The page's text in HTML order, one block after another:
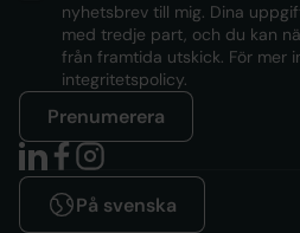
På svenska
nyhetsbrev till mig. Dina
med tredje part, och du kan
från framtida utskick. För mer
integritetspolicy.
Prenumerera